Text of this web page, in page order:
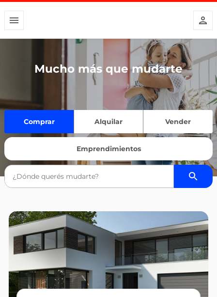
Mucho más que mudarte
Comprar Alquilar Vender
Emprendimientos